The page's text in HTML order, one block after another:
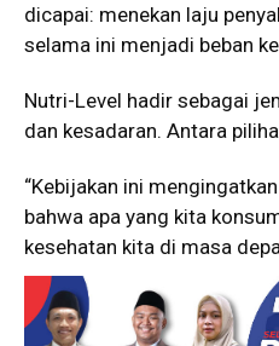
dicapai: menekan laju
selama ini menjadi beban
Nutri-Level hadir sebagai
dan kesadaran. Antara
“Kebijakan ini
bahwa apa yang kita
kesehatan kita di masa